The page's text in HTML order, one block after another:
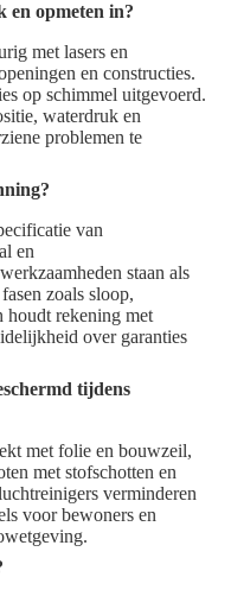
en opmeten in?
met lasers en
en constructies.
op schimmel uitgevoerd.
waterdruk en
problemen te
van
en
staan als
zoals sloop,
rekening met
over garanties
tijdens
met folie en bouwzeil,
met stofschotten en
verminderen
voor bewoners en